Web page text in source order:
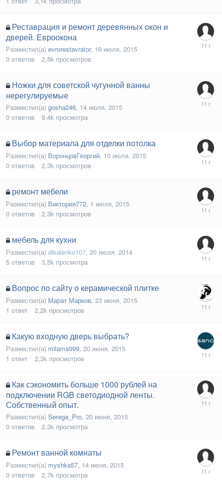
Реставрация и ремонт деревянных окон и
дверей. Евроокона
Разместил(а) evrorestavrator, 16 июля, 2015
0 ответов 2,5k просмотров
Ножки для советской чугунной ванны
нерегулируемые
Разместил(а) gosha246, 14 июля, 2015
0 ответов 9,4k просмотра
Выбор материала для отделки потолка
Разместил(а) ВоронцовГеоргий, 10 июля, 2015
0 ответов 2,3k просмотров
ремонт мебели
Разместил(а) Виктория772, 1 июля, 2015
0 ответов 2,3k просмотров
мебель для кухни
Разместил(а) dikalenko107, 20 июля, 2014
5 ответов 3,5k просмотра
Вопрос по сайту о керамической плитке
Разместил(а) Марат Марков, 23 июня, 2015
1 ответ 2,2k просмотров
Какую входную дверь выбрать?
Разместил(а) milama999, 20 июня, 2015
1 ответ 2,3k просмотров
Как сэкономить больше 1000 рублей на
подключении RGB светодиодной ленты.
Собственный опыт.
Разместил(а) Serega_Pro, 20 июня, 2015
0 ответов 2,3k просмотра
Ремонт ванной комнаты
Разместил(а) myshka57, 14 июня, 2015
0 ответов 2,7k просмотра